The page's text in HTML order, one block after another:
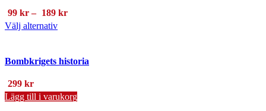
alternativen
kan
på
99 kr – 189 krPrisintervall:
Välj alternativDen
har
varianter.
De
Bombkrigets historia
299 kr
Lägg till i varukorg